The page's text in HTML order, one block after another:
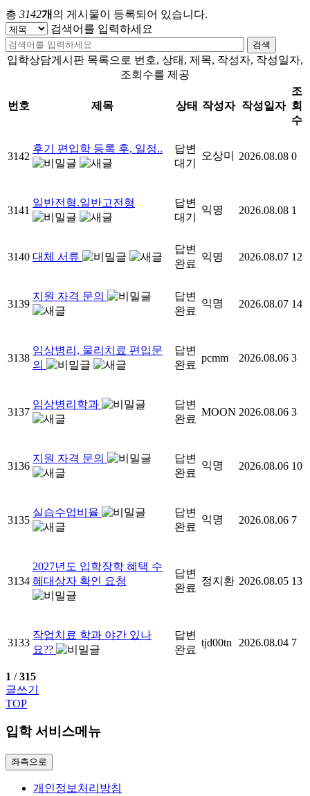
총 3142개 의 게시물이 등록되어 있습니다.
검색어를 입력하세요
검색
입학상담게시판 목록으로 번호, 상태, 제목, 작성자, 작성일자,
조회수를 제공
번호 제목 상태 작성자 작성일자
조
회
수
3142
후기 편입학 등록 후, 일정..
답변
대기
오상미 2026.08.08 0
3141
일반전형.일반고전형
답변
대기
익명 2026.08.08 1
3140 대체 서류
답변
완료
익명 2026.08.07 12
3139
지원 자격 문의
답변
완료
익명 2026.08.07 14
3138
임상병리, 물리치료 편입문
의
답변
완료
pcmm 2026.08.06 3
3137
임상병리학과
답변
완료
MOON 2026.08.06 3
3136
지원 자격 문의
답변
완료
익명 2026.08.06 10
3135
실습수업비율
답변
완료
익명 2026.08.06 7
3134
2027년도 입학장학 혜택 수
혜대상자 확인 요청
답변
완료
정지환 2026.08.05 13
3133
작업치료 학과 야간 있나
요??
답변
완료
tjd00tn 2026.08.04 7
1 /315
글쓰기
TOP
입학 서비스메뉴
좌측으로
개인정보처리방침